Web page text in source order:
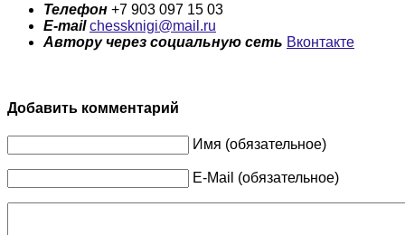
Телефон +7 903 097 15 03
E-mail chessknigi@mail.ru
Автору через социальную сеть Вконтакте
Добавить комментарий
Имя (обязательное)
E-Mail (обязательное)